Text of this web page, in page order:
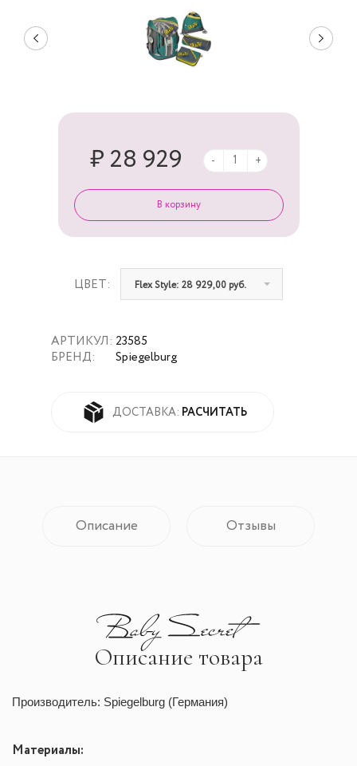
АРТИКУЛ:
БРЕНД:
23585
Spiegelburg
ДОСТАВКА: РАСЧИТАТЬ
ЦВЕТ: Flex Style: 28 929,00 руб.
₽ 28 929 - +
Описание Отзывы
Описание товара
Производитель: Spiegelburg (Германия)
Материалы: